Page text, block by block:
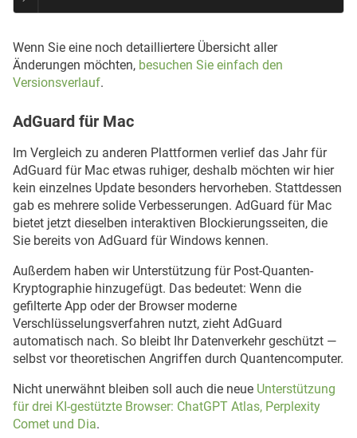
Wenn Sie eine noch detailliertere Übersicht aller
Änderungen möchten, besuchen Sie einfach den
Versionsverlauf.
AdGuard für Mac
Im Vergleich zu anderen Plattformen verlief das Jahr für
AdGuard für Mac etwas ruhiger, deshalb möchten wir hier
kein einzelnes Update besonders hervorheben. Stattdessen
gab es mehrere solide Verbesserungen. AdGuard für Mac
bietet jetzt dieselben interaktiven Blockierungsseiten, die
Sie bereits von AdGuard für Windows kennen.
Außerdem haben wir Unterstützung für Post-Quanten-
Kryptographie hinzugefügt. Das bedeutet: Wenn die
gefilterte App oder der Browser moderne
Verschlüsselungsverfahren nutzt, zieht AdGuard
automatisch nach. So bleibt Ihr Datenverkehr geschützt —
selbst vor theoretischen Angriffen durch Quantencomputer.
Nicht unerwähnt bleiben soll auch die neue Unterstützung
für drei KI-gestützte Browser: ChatGPT Atlas, Perplexity
Comet und Dia.